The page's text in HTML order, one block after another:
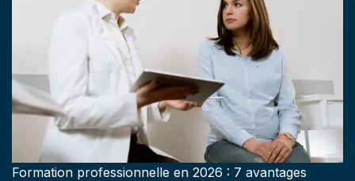
Formation professionnelle en 2026 : 7 avantages